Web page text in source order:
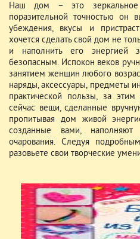
Наш дом – это
поразительной точностью он
убеждения, вкусы и
хочется сделать свой дом не
и наполнить его энергией
безопасным. Испокон веков
занятием женщин любого
наряды, аксессуары, предметы
практической пользы, за
сейчас вещи, сделанные
пропитывая дом живой
созданные вами,
очарования. Следуя
разовьете свои творческие